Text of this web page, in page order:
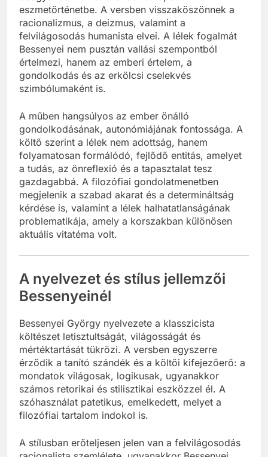
eszmetörténetbe. A versben visszaköszönnek a
racionalizmus, a deizmus, valamint a
felvilágosodás humanista elvei. A lélek fogalmát
Bessenyei nem pusztán vallási szempontból
értelmezi, hanem az emberi értelem, a
gondolkodás és az erkölcsi cselekvés
szimbólumaként is.
A műben hangsúlyos az ember önálló
gondolkodásának, autonómiájának fontossága. A
költő szerint a lélek nem adottság, hanem
folyamatosan formálódó, fejlődő entitás, amelyet
a tudás, az önreflexió és a tapasztalat tesz
gazdagabbá. A filozófiai gondolatmenetben
megjelenik a szabad akarat és a determináltság
kérdése is, valamint a lélek halhatatlanságának
problematikája, amely a korszakban különösen
aktuális vitatéma volt.
A nyelvezet és stílus jellemzői
Bessenyeinél
Bessenyei György nyelvezete a klasszicista
költészet letisztultságát, világosságát és
mértéktartását tükrözi. A versben egyszerre
érződik a tanító szándék és a költői kifejezőerő: a
mondatok világosak, logikusak, ugyanakkor
számos retorikai és stilisztikai eszközzel él. A
szóhasználat patetikus, emelkedett, melyet a
filozófiai tartalom indokol is.
A stílusban erőteljesen jelen van a felvilágosodás